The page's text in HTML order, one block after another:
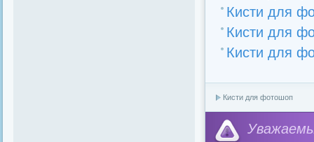
Кисти для
Кисти для
Кисти для
Кисти для фотошоп